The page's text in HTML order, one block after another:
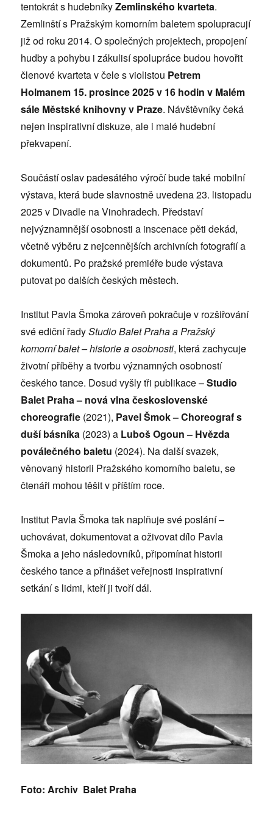
tentokrát s hudebníkyZemlinského kvarteta.
Zemlinští s Pražským komorním baletem spolupracují
již od roku 2014. O společných projektech, propojení
hudby a pohybu i zákulisí spolupráce budou hovořit
členové kvarteta v čele s violistou Petrem
Holmanem 15. prosince 2025 v 16 hodin v Malém
sále Městské knihovny v Praze. Návštěvníky čeká
nejen inspirativní diskuze, ale i malé hudební
překvapení.
Součástí oslav padesátého výročí bude také mobilní
výstava, která bude slavnostně uvedena 23. listopadu
2025 v Divadle na Vinohradech. Představí
nejvýznamnější osobnosti a inscenace pěti dekád,
včetně výběru z nejcennějších archivních fotografií a
dokumentů. Po pražské premiéře bude výstava
putovat po dalších českých městech.
Institut Pavla Šmoka zároveň pokračuje v rozšiřování
své ediční řadyStudio Balet Praha a Pražský
komorní balet – historie a osobnosti, která zachycuje
životní příběhy a tvorbu významných osobností
českého tance. Dosud vyšly tři publikace –Studio
Balet Praha – nová vlna československé
choreografie (2021), Pavel Šmok – Choreograf s
duší básníka (2023) a Luboš Ogoun – Hvězda
poválečného baletu (2024). Na další svazek,
věnovaný historii Pražského komorního baletu, se
čtenáři mohou těšit v příštím roce.
Institut Pavla Šmoka tak naplňuje své poslání –
uchovávat, dokumentovat a oživovat dílo Pavla
Šmoka a jeho následovníků, připomínat historii
českého tance a přinášet veřejnosti inspirativní
setkání s lidmi, kteří ji tvoří dál.
Foto: Archiv Balet Praha